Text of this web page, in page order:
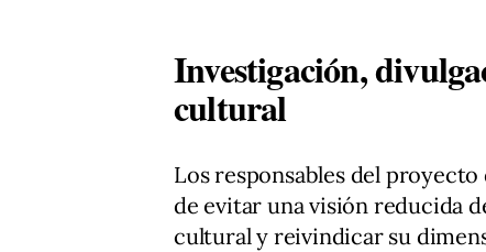
Investigación,
cultural
Los responsables del
de evitar una visión reducida
cultural y reivindicar su